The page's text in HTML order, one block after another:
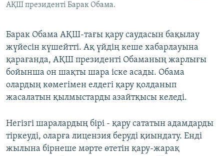
АҚШ президенті Барак Обама.
Барак Обама АҚШ-тағы қару саудасын бақылау
жүйесін күшейтті. Ақ үйдің кеше хабарлауына
қарағанда, АҚШ президенті Обаманың жарлығы
бойынша он шақты шара іске асады. Обама
олардың көмегімен елдегі қару қолданып
жасалатын қылмыстарды азайтқысы келеді.
Негізгі шаралардың бірі - қару сататын адамдарды
тіркеуді, оларға лицензия беруді қиындату. Енді
жылына бірнеше мәрте өтетін қару-жарақ